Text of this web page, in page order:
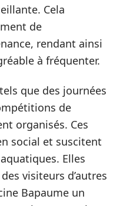
Cela
de
rendant ainsi
à fréquenter.
que des journées
de
organisés. Ces
social et suscitent
Elles
visiteurs d’autres
Bapaume un